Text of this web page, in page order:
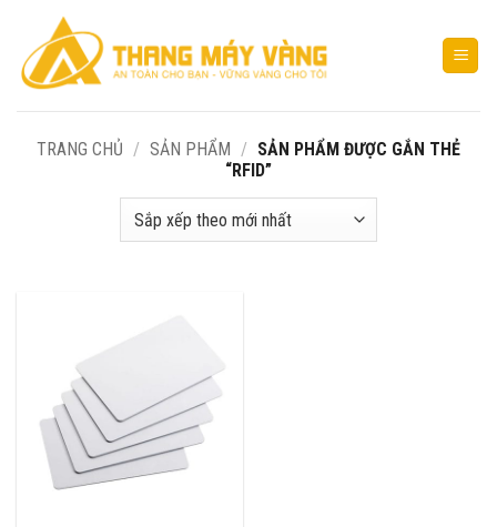
dung
TRANG CHỦ / SẢN PHẨM / SẢN PHẨM ĐƯỢC GẮN THẺ
“RFID”